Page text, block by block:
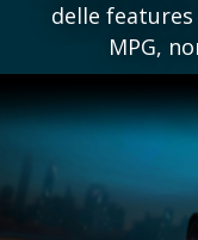
delle
MPG,